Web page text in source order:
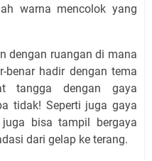
warna mencolok yang
dengan ruangan di mana
benar hadir dengan tema
tangga dengan gaya
tidak! Seperti juga gaya
bisa tampil bergaya
dari gelap ke terang.